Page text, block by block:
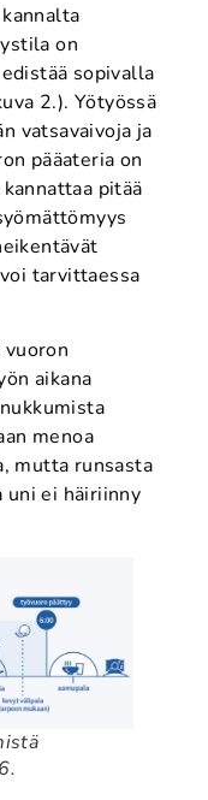
on
sopivalla
2.). Yötyössä
vatsavaivoja ja
pääateria on
pitää
tarvittaessa
aikana
menoa
mutta runsasta
uni ei häiriinny